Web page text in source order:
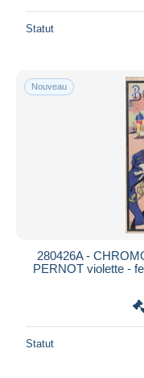
Statut
Nouveau
280426A -
PERNOT violette -
Statut